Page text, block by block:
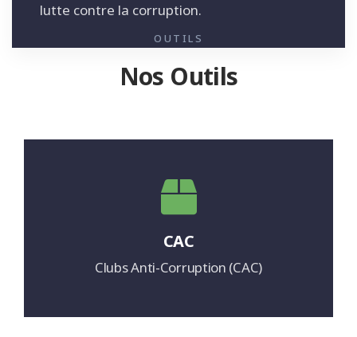
lutte contre la corruption.
OUTILS
Nos Outils
CAC
Clubs Anti-Corruption (CAC)